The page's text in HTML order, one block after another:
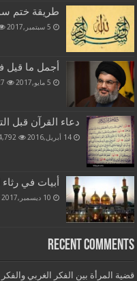
طريقة ختم
5 سبتمبر,2017
أجمل ما قيل
5 مايو,2017
دعاء القرآن قبل
14 أبريل,2016
أبيات في رثاء
10 ديسمبر,2017
Recent Comments
قضية المرأة بين الفكر الغربي